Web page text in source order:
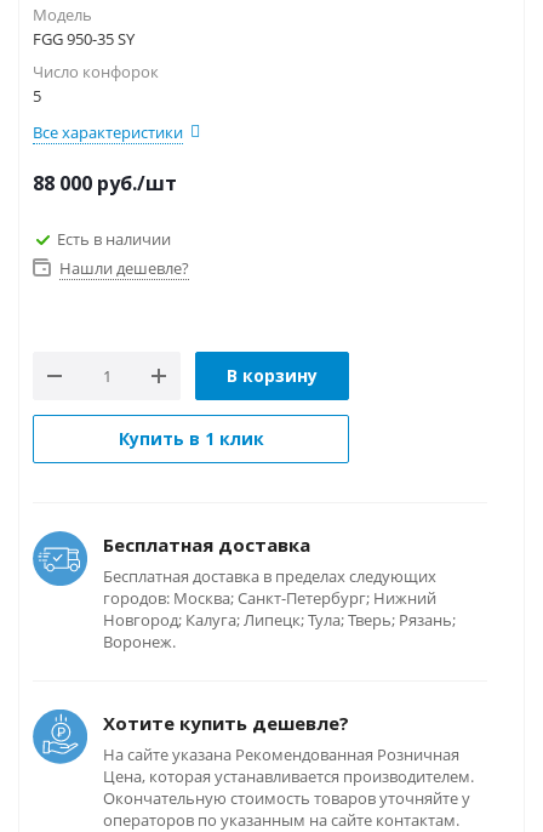
Модель
FGG 950-35 SY
Число конфорок
5
Все характеристики
88 000 руб./шт
Есть в наличии
Нашли дешевле?
В корзину
Купить в 1 клик
Бесплатная доставка
Бесплатная доставка в пределах следующих
городов: Москва; Санкт-Петербург; Нижний
Новгород; Калуга; Липецк; Тула; Тверь; Рязань;
Воронеж.
Хотите купить дешевле?
На сайте указана Рекомендованная Розничная
Цена, которая устанавливается производителем.
Окончательную стоимость товаров уточняйте у
операторов по указанным на сайте контактам.